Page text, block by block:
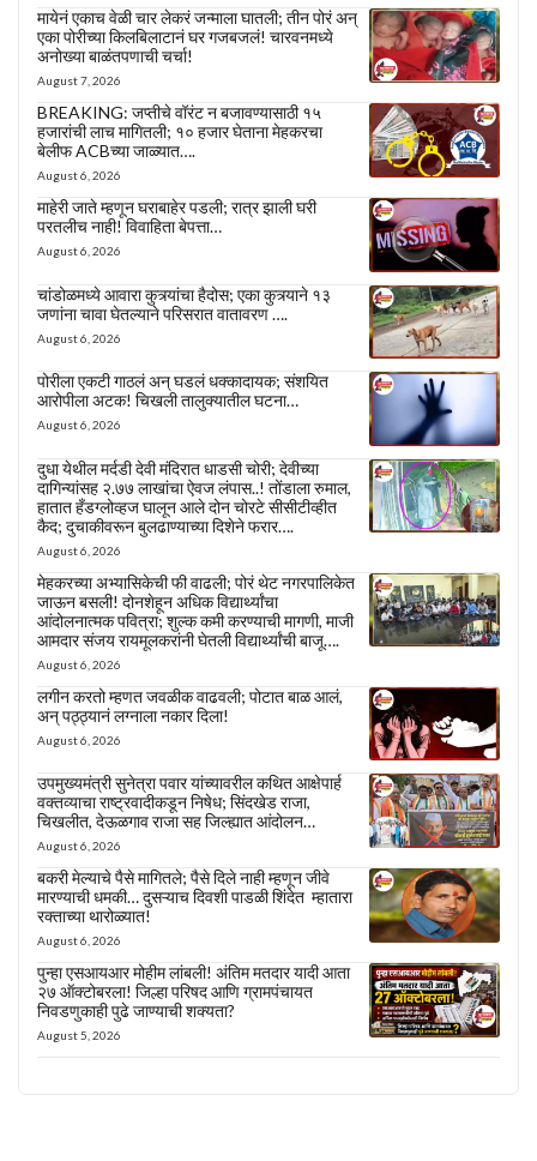
मायेनं एकाच वेळी चार लेकरं जन्माला घातली; तीन पोरं अन्
एका पोरीच्या किलबिलाटानं घर गजबजलं! चारवनमध्ये
अनोख्या बाळंतपणाची चर्चा!
August 7, 2026
BREAKING: जप्तीचे वॉरंट न बजावण्यासाठी १५
हजारांची लाच मागितली; १० हजार घेताना मेहकरचा
बेलीफ ACBच्या जाळ्यात….
August 6, 2026
माहेरी जाते म्हणून घराबाहेर पडली; रात्र झाली घरी
परतलीच नाही! विवाहिता बेपत्ता…
August 6, 2026
चांडोळमध्ये आवारा कुत्र्यांचा हैदोस; एका कुत्र्याने १३
जणांना चावा घेतल्याने परिसरात वातावरण ….
August 6, 2026
पोरीला एकटी गाठलं अन् घडलं धक्कादायक; संशयित
आरोपीला अटक! चिखली तालुक्यातील घटना…
August 6, 2026
दुधा येथील मर्दडी देवी मंदिरात धाडसी चोरी; देवीच्या
दागिन्यांसह २.७७ लाखांचा ऐवज लंपास..! तोंडाला रुमाल,
हातात हँडग्लोव्हज घालून आले दोन चोरटे सीसीटीव्हीत
कैद; दुचाकीवरून बुलढाण्याच्या दिशेने फरार….
August 6, 2026
मेहकरच्या अभ्यासिकेची फी वाढली; पोरं थेट नगरपालिकेत
जाऊन बसली! दोनशेहून अधिक विद्यार्थ्यांचा
आंदोलनात्मक पवित्रा; शुल्क कमी करण्याची मागणी, माजी
आमदार संजय रायमूलकरांनी घेतली विद्यार्थ्यांची बाजू….
August 6, 2026
लगीन करतो म्हणत जवळीक वाढवली; पोटात बाळ आलं,
अन् पठ्ठ्यानं लग्नाला नकार दिला!
August 6, 2026
उपमुख्यमंत्री सुनेत्रा पवार यांच्यावरील कथित आक्षेपार्ह
वक्तव्याचा राष्ट्रवादीकडून निषेध; सिंदखेड राजा,
चिखलीत, देऊळगाव राजा सह जिल्ह्यात आंदोलन…
August 6, 2026
बकरी मेल्याचे पैसे मागितले; पैसे दिले नाही म्हणून जीवे
मारण्याची धमकी… दुसऱ्याच दिवशी पाडळी शिंदेत म्हातारा
रक्ताच्या थारोळ्यात!
August 6, 2026
पुन्हा एसआयआर मोहीम लांबली! अंतिम मतदार यादी आता
२७ ऑक्टोबरला! जिल्हा परिषद आणि ग्रामपंचायत
निवडणुकाही पुढे जाण्याची शक्यता?
August 5, 2026